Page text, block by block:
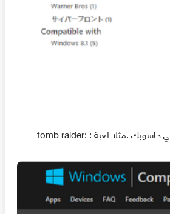
نفس الخطوات بالنسبة للألعاب لمعرفة هل هي متوافقة مع نظام التشغيل الذي تسعمله في حاسوبك .مثلا لعبة : tomb raider: